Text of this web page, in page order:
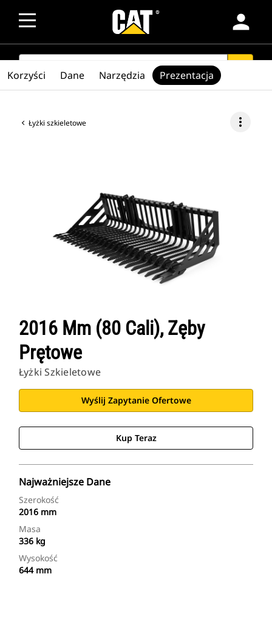
person
SEARCH
Łyżki szkieletowe more_vert
2016 Mm (80 Cali), Zęby
Prętowe
Łyżki Szkieletowe
Wyślij Zapytanie Ofertowe
Kup Teraz
Najważniejsze Dane
Szerokość
2016 mm
Masa
336 kg
Wysokość
644 mm
Korzyści Dane Narzędzia Prezentacja